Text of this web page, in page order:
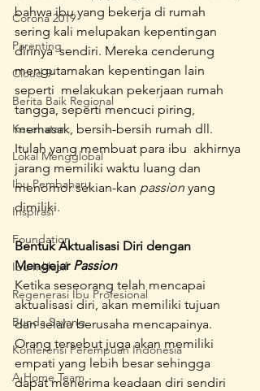
Corona 2019
Parenting
Cloud 9
Berita Baik Regional
Kesehatan
Lokal Mengglobal
Ibu Pembaharu
Inspirasi
Foundation
Ibu Inklusif
Regenerasi Ibu Profesional
Bunda Sayang
Konferensi Perempuan Indonesia
A Home Team
bahwa ibu yang bekerja di rumah
sering kali melupakan kepentingan
dirinya  sendiri. Mereka cenderung
mengutamakan kepentingan lain
seperti  melakukan pekerjaan rumah
tangga, seperti mencuci piring,
memasak, bersih-bersih rumah dll.
Itulah yang membuat para ibu  akhirnya
jarang memiliki waktu luang dan
menomor sekian-kan passion yang
dimiliki.
Bentuk Aktualisasi Diri dengan
Mengejar Passion
Ketika seseorang telah mencapai
aktualisasi diri, akan memiliki tujuan
dan selalu berusaha mencapainya.
Orang tersebut juga akan memiliki
empati yang lebih besar sehingga
dapat menerima keadaan diri sendiri